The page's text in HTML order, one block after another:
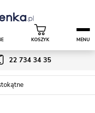
22 734 34 35
KOSZYK MENU